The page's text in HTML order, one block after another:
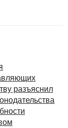
разъяснил